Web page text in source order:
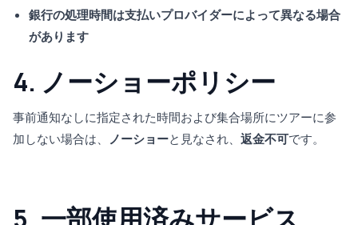
銀行の処理時間は支払いプロバイダーによって異なる場合
があります
4. ノーショーポリシー
事前通知なしに指定された時間および集合場所にツアーに参
加しない場合は、 ノーショーと見なされ、 返金不可です。